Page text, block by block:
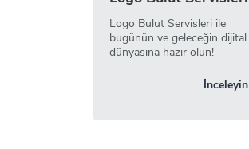
Logo Bulut Servisleri ile
bugünün ve geleceğin dijital
dünyasına hazır olun!
İnceleyin